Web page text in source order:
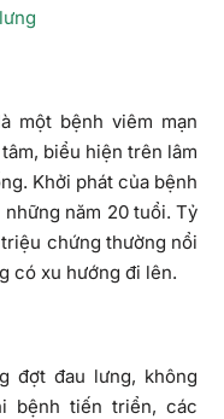
một bệnh viêm mạn
biểu hiện trên lâm
Khởi phát của bệnh
năm 20 tuổi. Tỷ
chứng thường nổi
có xu hướng đi lên.
đợt đau lưng, không
bệnh tiến triển, các